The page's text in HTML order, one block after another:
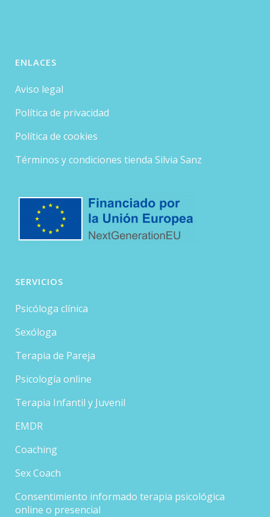
ENLACES
Aviso legal
Política de privacidad
Política de cookies
Términos y condiciones tienda Silvia Sanz
SERVICIOS
Psicóloga clínica
Sexóloga
Terapia de Pareja
Psicología online
Terapia Infantil y Juvenil
EMDR
Coaching
Sex Coach
Consentimiento informado terapia psicológica
online o presencial